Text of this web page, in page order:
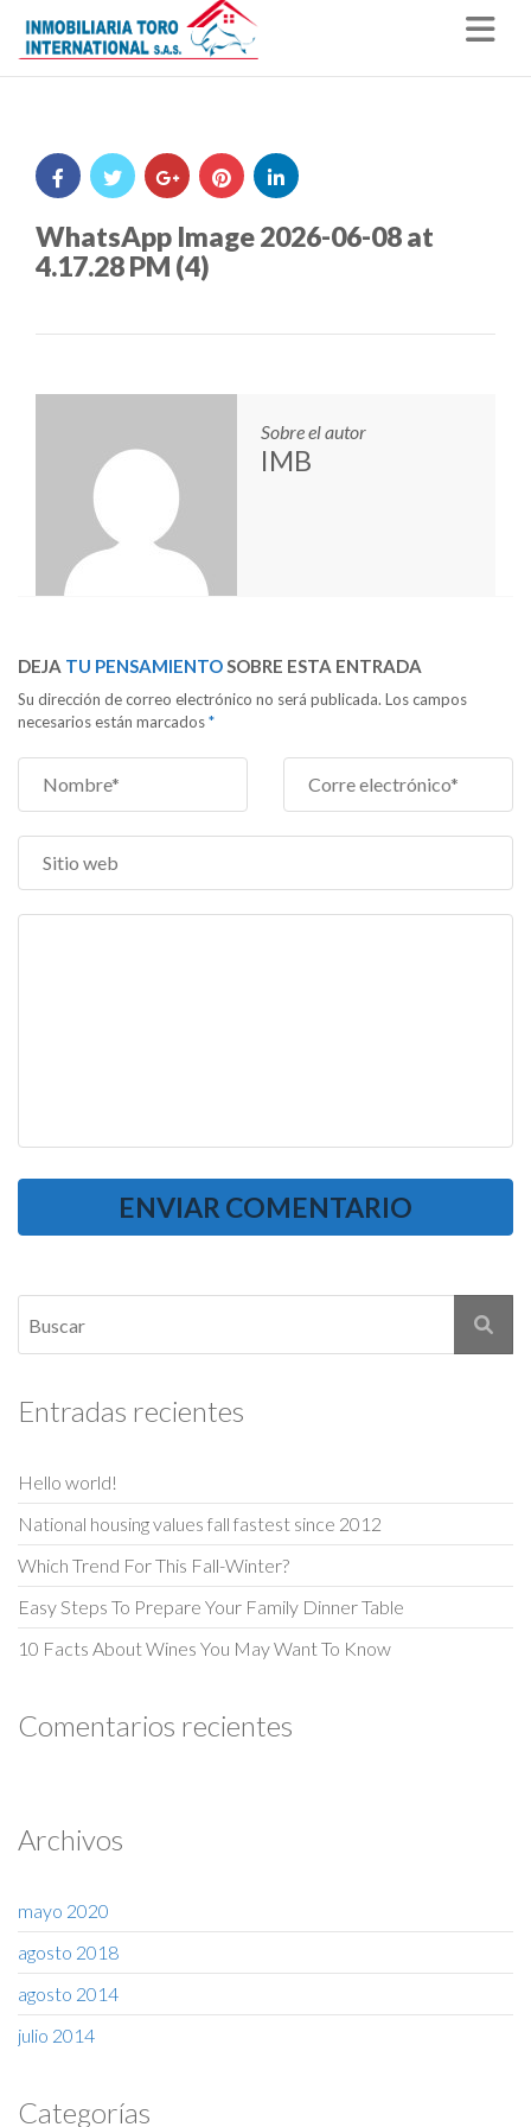
WhatsApp Image 2026-06-08 at
4.17.28 PM (4)
Sobre el autor
IMB
DEJA TU PENSAMIENTOSOBRE ESTA ENTRADA
Su dirección de correo electrónico no será publicada. Los campos
necesarios están marcados*
Entradas recientes
Hello world!
National housing values fall fastest since 2012
Which Trend For This Fall-Winter?
Easy Steps To Prepare Your Family Dinner Table
10 Facts About Wines You May Want To Know
Comentarios recientes
Archivos
mayo 2020
agosto 2018
agosto 2014
julio 2014
Categorías